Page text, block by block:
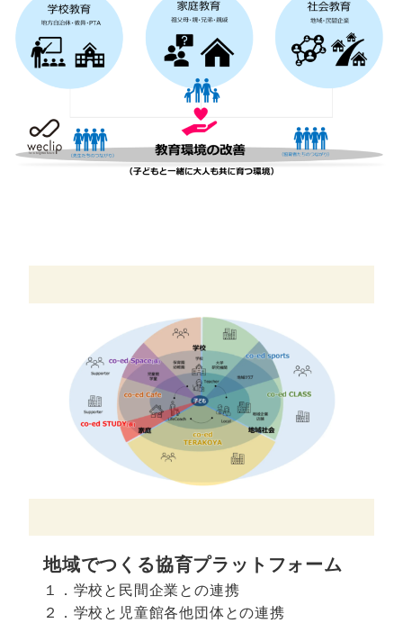
地域でつくる協育プラットフォーム
１．学校と民間企業との連携
２．学校と児童館各他団体との連携